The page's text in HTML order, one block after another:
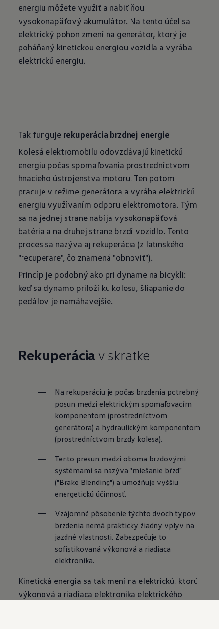
energiu môžete využiť a nabiť ňou
vysokonapäťový akumulátor. Na tento účel sa
elektrický pohon zmení na generátor, ktorý je
poháňaný kinetickou energiou vozidla a vyrába
elektrickú energiu.
Tak funguje rekuperácia brzdnej energie
Kolesá elektromobilu odovzdávajú kinetickú
energiu počas spomaľovania prostredníctvom
hnacieho ústrojenstva motoru. Ten potom
pracuje v režime generátora a vyrába elektrickú
energiu využívaním odporu elektromotora. Tým
sa na jednej strane nabíja vysokonapäťová
batéria a na druhej strane brzdí vozidlo. Tento
proces sa nazýva aj rekuperácia (z latinského
"recuperare", čo znamená "obnoviť").
Princíp je podobný ako pri dyname na bicykli:
keď sa dynamo priloží ku kolesu, šliapanie do
pedálov je namáhavejšie.
Rekuperácia v skratke
Na rekuperáciu je počas brzdenia potrebný
posun medzi elektrickým spomaľovacím
komponentom (prostredníctvom
generátora) a hydraulickým komponentom
(prostredníctvom brzdy kolesa).
Tento presun medzi oboma brzdovými
systémami sa nazýva "miešanie bŕzd"
("Brake Blending") a umožňuje vyššiu
energetickú účinnosť.
Vzájomné pôsobenie týchto dvoch typov
brzdenia nemá prakticky žiadny vplyv na
jazdné vlastnosti. Zabezpečuje to
sofistikovaná výkonová a riadiaca
elektronika.
Kinetická energia sa tak mení na elektrickú, ktorú
výkonová a riadiaca elektronika elektrického